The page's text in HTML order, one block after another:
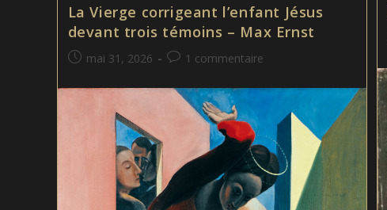
La Vierge corrigeant l’enfant Jésus
devant trois témoins – Max Ernst
Publication
mai 31, 2026
Commentaires
la
publication :
1 commentaire